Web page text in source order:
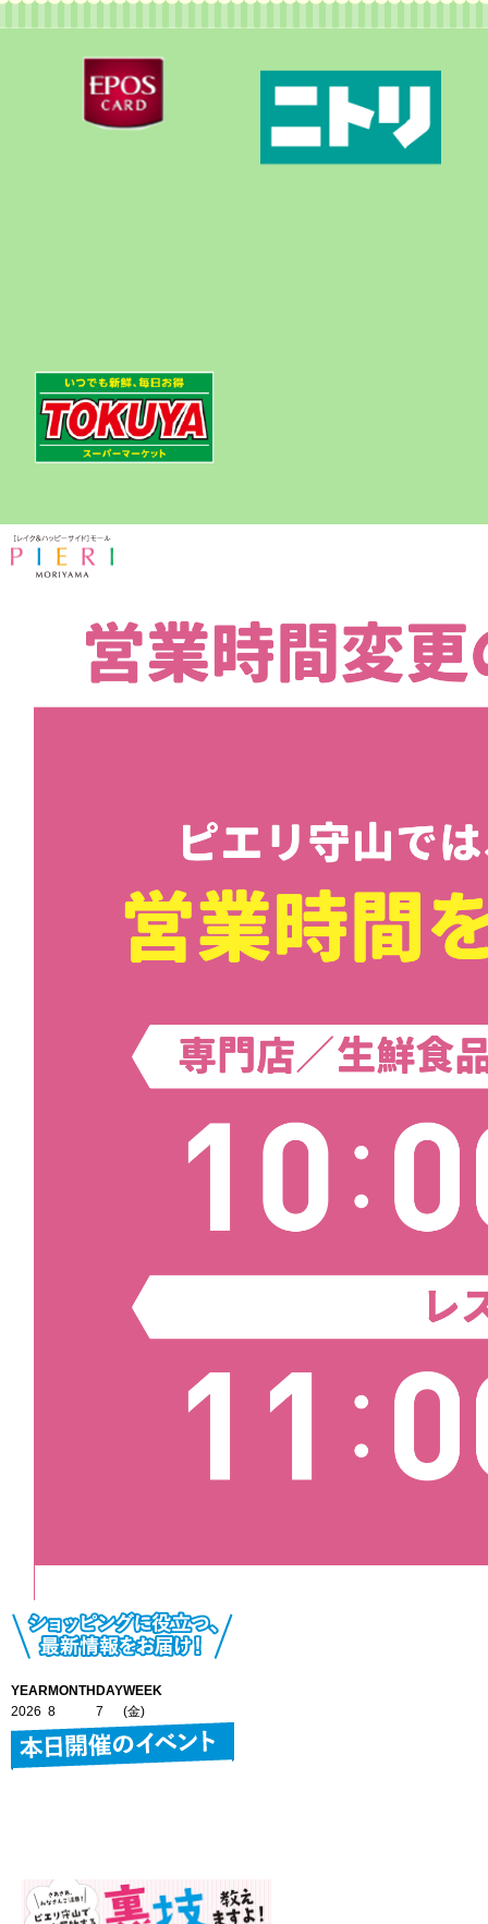
YEARMONTHDAYWEEK
2026 8 7 (金)